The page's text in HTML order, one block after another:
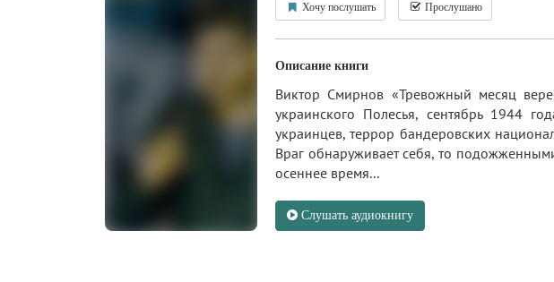
Хочу послушать Прослушано
Описание книги
Виктор Смирнов «Тревожный месяц
украинского Полесья, сентябрь 1944
украинцев, террор бандеровских
Враг обнаруживает себя, то
осеннее время...
Слушать аудиокнигу